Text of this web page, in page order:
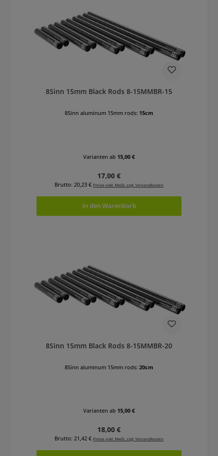
8Sinn 15mm Black Rods 8-15MMBR-15
8Sinn aluminum 15mm rods: 15cm
Varianten ab 15,00 €
Regulärer Preis:
17,00 €
Brutto: 20,23 € Preise exkl. MwSt. zzgl. Versandkosten
In den Warenkorb
8Sinn 15mm Black Rods 8-15MMBR-20
8Sinn aluminum 15mm rods: 20cm
Varianten ab 15,00 €
Regulärer Preis:
18,00 €
Brutto: 21,42 € Preise exkl. MwSt. zzgl. Versandkosten